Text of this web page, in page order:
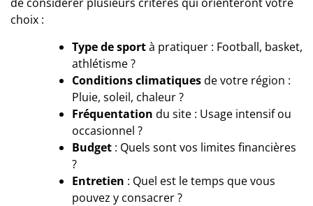
choix :
Type de sportà pratiquer : Football, basket,
athlétisme ?
Conditions climatiquesde votre région :
Pluie, soleil, chaleur ?
Fréquentation du site : Usage intensif ou
occasionnel ?
Budget : Quels sont vos limites financières
?
Entretien : Quel est le temps que vous
pouvez y consacrer ?